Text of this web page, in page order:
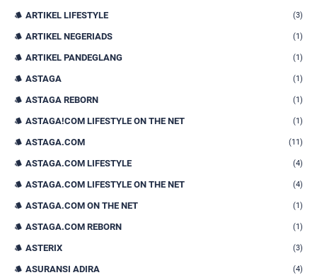
ARTIKEL LIFESTYLE (3)
ARTIKEL NEGERIADS (1)
ARTIKEL PANDEGLANG (1)
ASTAGA (1)
ASTAGA REBORN (1)
ASTAGA!COM LIFESTYLE ON THE NET (1)
ASTAGA.COM (11)
ASTAGA.COM LIFESTYLE (4)
ASTAGA.COM LIFESTYLE ON THE NET (4)
ASTAGA.COM ON THE NET (1)
ASTAGA.COM REBORN (1)
ASTERIX (3)
ASURANSI ADIRA (4)